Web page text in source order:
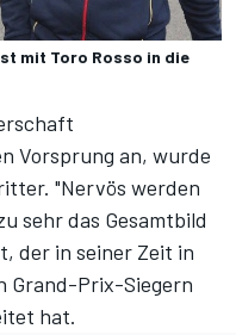
mit Toro Rosso in die
Vorsprung an, wurde
"Nervös werden
sehr das Gesamtbild
der in seiner Zeit in
Grand-Prix-Siegern
hat.